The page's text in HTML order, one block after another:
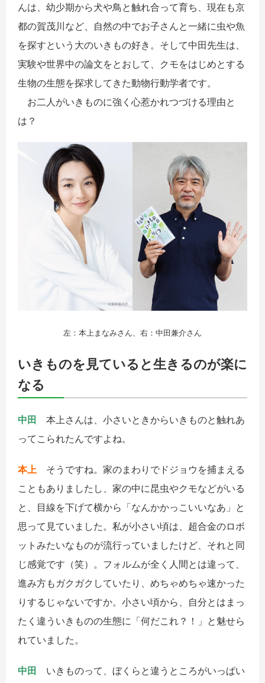
んは、幼少期から犬や鳥と触れ合って育ち、現在も京
都の賀茂川など、自然の中でお子さんと一緒に虫や魚
を探すという大のいきもの好き。そして中田先生は、
実験や世界中の論文をとおして、クモをはじめとする
生物の生態を探求してきた動物行動学者です。
お二人がいきものに強く心惹かれつづける理由と
は？
左：本上まなみさん、右：中田兼介さん
いきものを見ていると生きるのが楽に
なる
中田
本上さんは、小さいときからいきものと触れあ
ってこられたんですよね。
本上 そうですね。家のまわりでドジョウを捕まえる
こともありましたし、家の中に昆虫やクモなどがいる
と、目線を下げて横から「なんかかっこいいなあ」と
思って見ていました。私が小さい頃は、超合金のロボ
ットみたいなものが流行っていましたけど、それと同
じ感覚です（笑）。フォルムが全く人間とは違って、
進み方もガクガクしていたり、めちゃめちゃ速かった
りするじゃないですか。小さい頃から、自分とはまっ
たく違ういきものの生態に「何だこれ？！」と魅せら
れていました。
中田
いきものって、ぼくらと違うところがいっぱい